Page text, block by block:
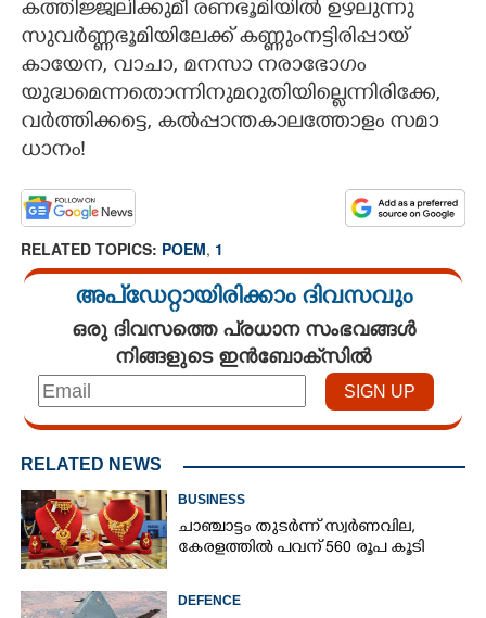
ക​ത്തി​ജ്ജ്വ​ലി​ക്കു​മീ​ ​ര​ണ​ഭൂ​മി​യി​ൽ​ ​ഉ​ഴ​ലു​ന്നു
സു​വ​ർ​ണ്ണ​ഭൂ​മി​യി​ലേ​ക്ക് ​ക​ണ്ണും​ന​ട്ടി​രി​പ്പാ​യ്
കാ​യേ​ന,​ ​വാ​ചാ,​ ​മ​ന​സാ​ ​ന​രാ​ഭോ​ഗം
യു​ദ്ധ​മെ​ന്ന​തൊ​ന്നി​നു​മ​റു​തി​യി​ല്ലെ​ന്നി​രി​ക്കേ,
വ​ർ​ത്തി​ക്ക​ട്ടെ,​ ​ക​ൽ​പ്പാ​ന്ത​കാ​ല​ത്തോ​ളം​ ​സ​മാ​
ധാ​നം!
RELATED TOPICS: POEM, 1
അപ്ഡേറ്റായിരിക്കാം ദിവസവും
ഒരു ദിവസത്തെ പ്രധാന സംഭവങ്ങൾ
നിങ്ങളുടെ ഇൻബോക്സിൽ
RELATED NEWS
BUSINESS
ചാഞ്ചാട്ടം തുടർന്ന് സ്വർണവില,
കേരളത്തിൽ പവന് 560 രൂപ കൂടി
DEFENCE